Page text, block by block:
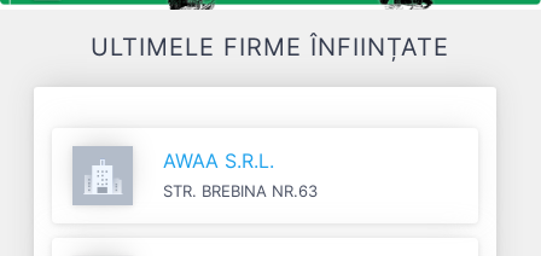
ULTIMELE FIRME ÎNFIINȚATE
AWAA S.R.L.
STR. BREBINA NR.63